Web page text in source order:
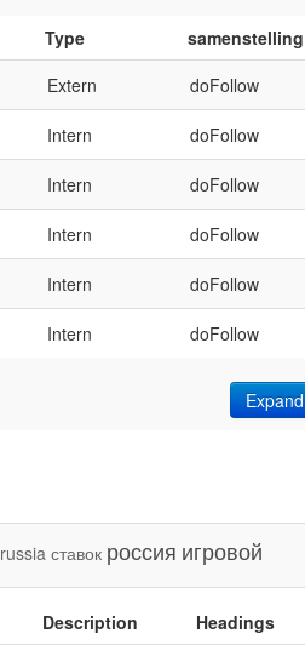
Type
samenstelling
Extern doFollow
Intern doFollow
Intern doFollow
Intern doFollow
Intern doFollow
Intern doFollow
Expand
russia ставок россия игровой
Description
Headings